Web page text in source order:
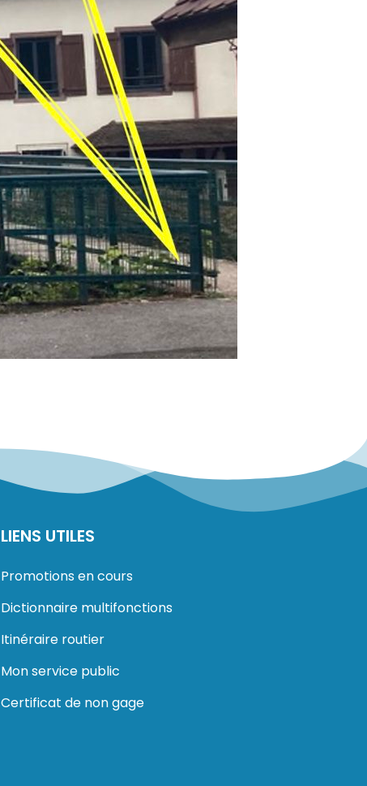
LIENS UTILES
Promotions en cours
Dictionnaire multifonctions
Itinéraire routier
Mon service public
Certificat de non gage